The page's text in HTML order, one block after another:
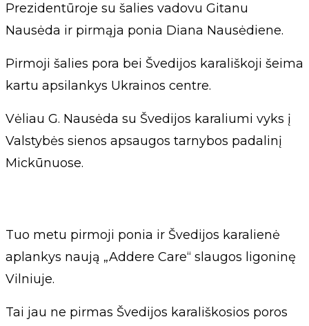
Prezidentūroje su šalies vadovu Gitanu
Nausėda ir pirmąja ponia Diana Nausėdiene.
Pirmoji šalies pora bei Švedijos karališkoji šeima
kartu apsilankys Ukrainos centre.
Vėliau G. Nausėda su Švedijos karaliumi vyks į
Valstybės sienos apsaugos tarnybos padalinį
Mickūnuose.
Tuo metu pirmoji ponia ir Švedijos karalienė
aplankys naują „Addere Care“ slaugos ligoninę
Vilniuje.
Tai jau ne pirmas Švedijos karališkosios poros